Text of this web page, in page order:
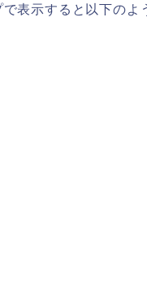
表示すると以下のよ